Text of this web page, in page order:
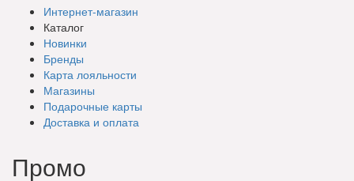
Интернет-магазин
Каталог
Новинки
Бренды
Карта лояльности
Магазины
Подарочные карты
Доставка и оплата
Промо